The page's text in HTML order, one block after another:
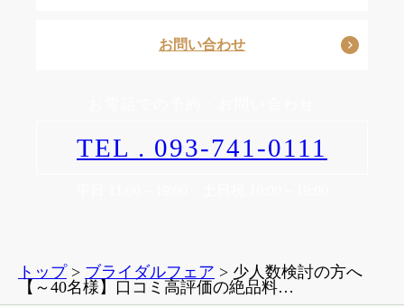
お問い合わせ
TEL . 093-741-0111
トップ> ブライダルフェア > 少人数検討の方へ
【～40名様】口コミ高評価の絶品料…